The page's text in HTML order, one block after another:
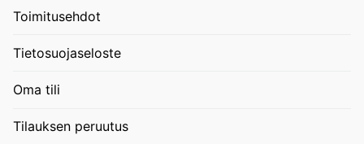
Toimitusehdot
Tietosuojaseloste
Oma tili
Tilauksen peruutus